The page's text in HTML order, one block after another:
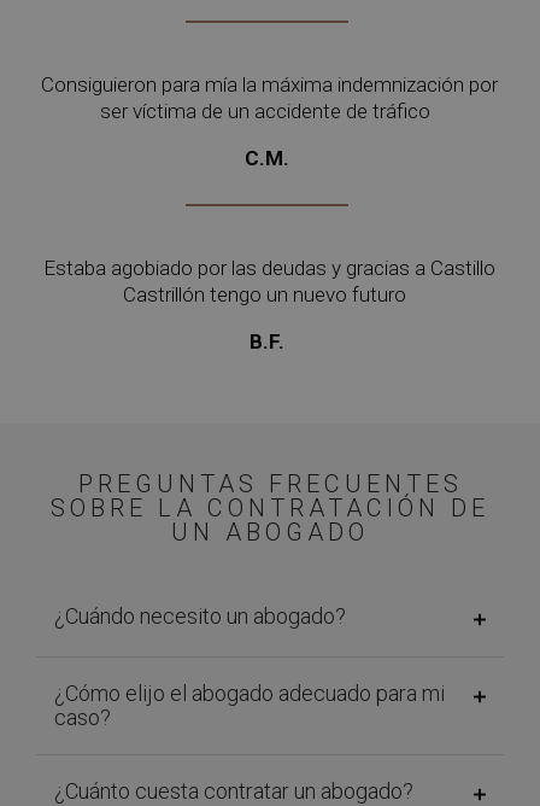
Consiguieron para mía la máxima indemnización por
ser víctima de un accidente de tráfico
C.M.
Estaba agobiado por las deudas y gracias a Castillo
Castrillón tengo un nuevo futuro
B.F.
PREGUNTAS FRECUENTES
SOBRE LA CONTRATACIÓN DE
UN ABOGADO
¿Cuándo necesito un abogado?
¿Cómo elijo el abogado adecuado para mi
caso?
¿Cuánto cuesta contratar un abogado?